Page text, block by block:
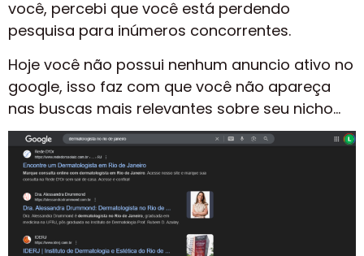
você, percebi que você está perdendo
pesquisa para inúmeros concorrentes.
Hoje você não possui nenhum anuncio ativo no
google, isso faz com que você não apareça
nas buscas mais relevantes sobre seu nicho…